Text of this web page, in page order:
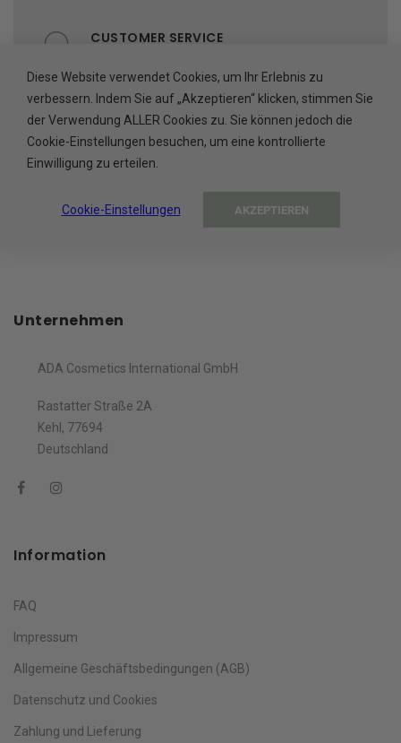
CUSTOMER SERVICE
HÖCHSTE PRODUKTQUALITÄT
Hergestellt in der EU
SICHERE BEZAHLUNG
Unternehmen
ADA Cosmetics International GmbH
Rastatter Straße 2A
Kehl, 77694
Deutschland
Information
FAQ
Impressum
Allgemeine Geschäftsbedingungen (AGB)
Datenschutz und Cookies
Zahlung und Lieferung
Diese Website verwendet Cookies, um Ihr Erlebnis zu
verbessern. Indem Sie auf „Akzeptieren“ klicken, stimmen Sie
der Verwendung ALLER Cookies zu. Sie können jedoch die
Cookie-Einstellungen besuchen, um eine kontrollierte
Einwilligung zu erteilen.
Cookie-Einstellungen AKZEPTIEREN